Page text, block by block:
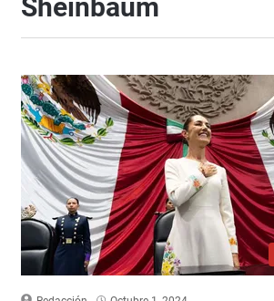
Sheinbaum